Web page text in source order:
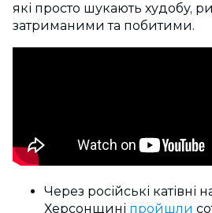
які просто шукають худобу,
затриманими та побитими.
Через російські катівні
Херсонщині пройшли